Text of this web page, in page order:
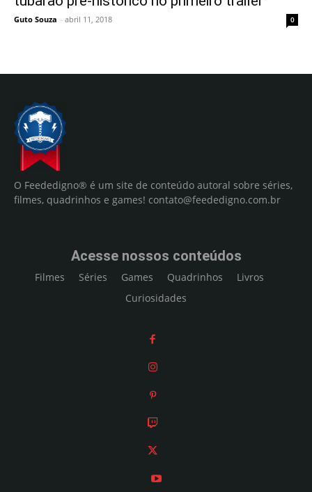
Guto Souza - abril 11, 2018 0
O Feededigno® é um site de conteúdo autoral sobre séries,
filmes, quadrinhos e games! contato@feededigno.com.br
Acesse nossos conteúdos
Filmes Séries Games Quadrinhos
Livros
Curiosidades